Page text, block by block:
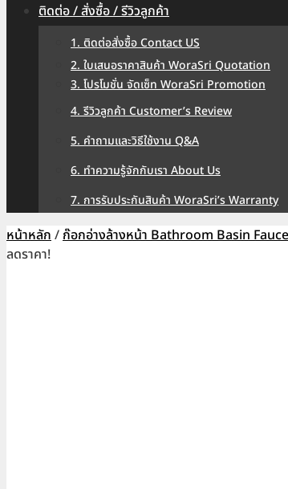
ติดต่อ / สั่งซื้อ / รีวิวลูกค้า
1. ติดต่อสั่งซื้อ Contact US
2. ใบเสนอราคาสินค้า WoraSri Quotation
3. โปรโมชั่น จัดเซ็ท WoraSri Promotion
4. รีวิวลูกค้า Customer’s Review
5. คำถามและวิธีใช้งาน Q&A
6. ทำความรู้จักกับเรา About Us
7. การรับประกันสินค้า WoraSri’s Warranty
หน้าหลัก / ก๊อกอ่างล้างหน้า Bathroom Basin
ลดราคา!